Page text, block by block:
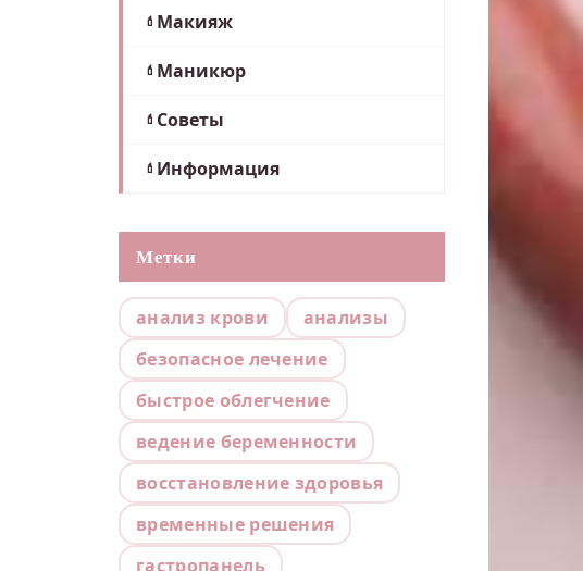
Макияж
Маникюр
Советы
Информация
Метки
анализ крови
анализы
безопасное лечение
быстрое облегчение
ведение беременности
восстановление здоровья
временные решения
гастропанель